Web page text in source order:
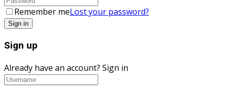
Remember meLost your password?
Sign up
Already have an account? Sign in